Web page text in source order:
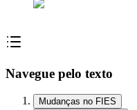
Navegue pelo texto
Mudanças no FIES